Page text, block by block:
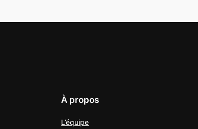
À propos
L’équipe